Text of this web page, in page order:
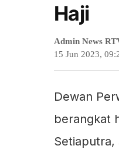
Haji
Admin News
15 Jun 2023,
Dewan
berangkat
Setiaputra,